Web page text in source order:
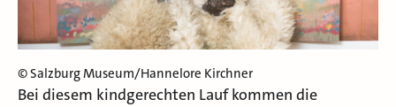
© Salzburg Museum/Hannelore Kirchner
Bei diesem kindgerechten Lauf kommen die